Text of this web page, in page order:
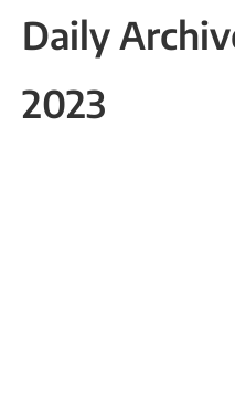
Daily
2023